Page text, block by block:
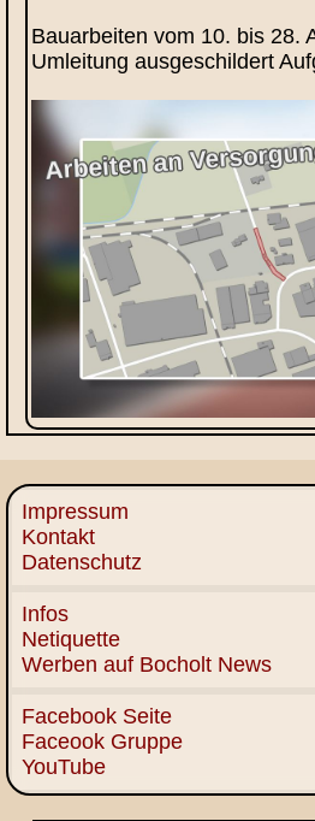
Bauarbeiten vom 10. bis 28.
Umleitung ausgeschildert
Impressum
Kontakt
Datenschutz
Infos
Netiquette
Werben auf Bocholt News
Facebook Seite
Faceook Gruppe
YouTube